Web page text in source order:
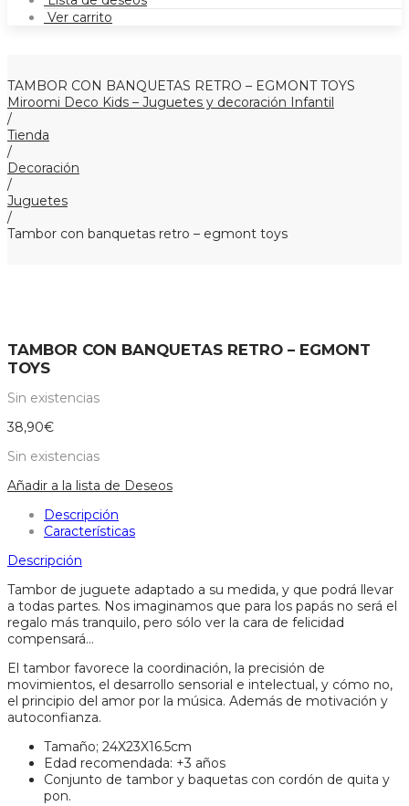
Ver carrito
TAMBOR CON BANQUETAS RETRO – EGMONT TOYS
Miroomi Deco Kids – Juguetes y decoración Infantil
/
Tienda
/
Decoración
/
Juguetes
/
Tambor con banquetas retro – egmont toys
TAMBOR CON BANQUETAS RETRO – EGMONT
TOYS
Sin existencias
38,90€
Sin existencias
Añadir a la lista de Deseos
Descripción
Características
Descripción
Tambor de juguete adaptado a su medida, y que podrá llevar
a todas partes. Nos imaginamos que para los papás no será el
regalo más tranquilo, pero sólo ver la cara de felicidad
compensará…
El tambor favorece la coordinación, la precisión de
movimientos, el desarrollo sensorial e intelectual, y cómo no,
el principio del amor por la música. Además de motivación y
autoconfianza.
Tamaño; 24X23X16.5cm
Edad recomendada: +3 años
Conjunto de tambor y baquetas con cordón de quita y
pon.